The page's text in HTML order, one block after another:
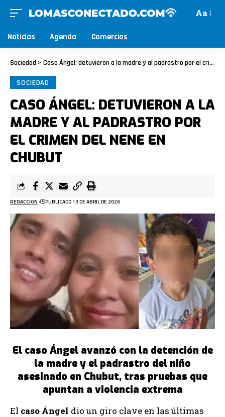
Aa
Noticias Agenda Comercios
Sociedad > Caso Ángel: detuvieron a la madre y al padrastro por el crimen del nene en Chubut
SOCIEDAD
CASO ÁNGEL: DETUVIERON A LA
MADRE Y AL PADRASTRO POR
EL CRIMEN DEL NENE EN
CHUBUT
REDACCION PUBLICADO 13 DE ABRIL DE 2026
El caso Ángel avanzó con la detención de
la madre y el padrastro del niño
asesinado en Chubut, tras pruebas que
apuntan a violencia extrema
El caso Ángel dio un giro clave en las últimas